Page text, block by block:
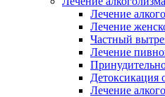
Лечение
Лечение
Частный
Лечение
Детоксикация
Лечение